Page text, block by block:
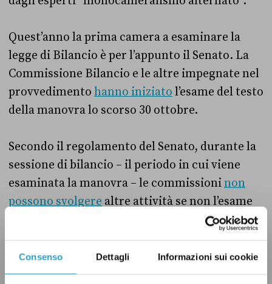
Consenso Dettagli Informazioni sui cookie
Quest’anno la prima camera a esaminare la
legge di Bilancio è per l’appunto il Senato. La
Commissione Bilancio e le altre impegnate nel
provvedimento hanno iniziato l’esame del testo
della manovra lo scorso 30 ottobre.
Secondo il regolamento del Senato, durante la
sessione di bilancio – il periodo in cui viene
esaminata la manovra – le commissioninon
possono svolgere altre attività se non l’esame
delle parti della legge di Bilancio per cui sono
competenti. In più, l’aula non può esaminare
provvedimenti che comportano variazioni di
spesa o di entrata nel bilancio dello Stato.